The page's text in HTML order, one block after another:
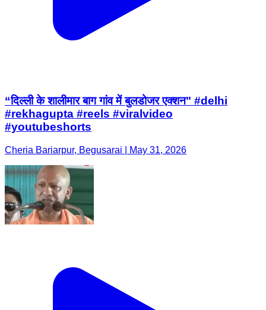
“दिल्ली के शालीमार बाग गांव में बुलडोजर एक्शन" #delhi
#rekhagupta #reels #viralvideo
#youtubeshorts
Cheria Bariarpur, Begusarai | May 31, 2026